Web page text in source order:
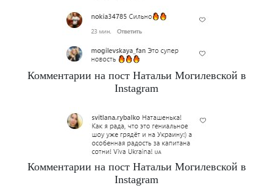
Комментарии на пост Натальи Могилевской в
Instagram
Комментарии на пост Натальи Могилевской в
Instagram